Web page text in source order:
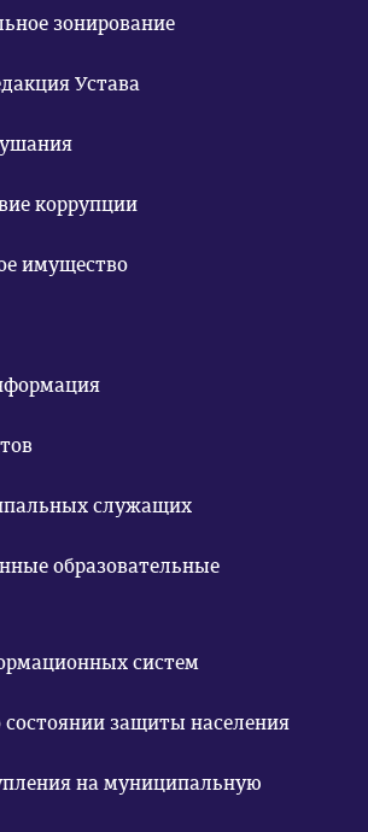
зонирование
Устава
коррупции
имущество
служащих
образовательные
систем
защиты населения
на муниципальную